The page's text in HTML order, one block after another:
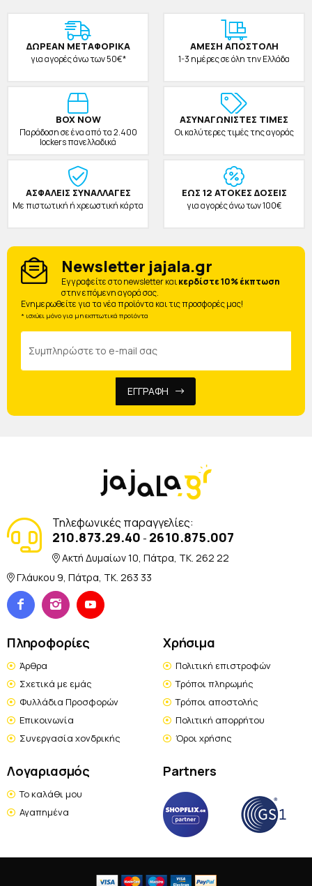
ΔΩΡΕAΝ ΜΕΤΑΦΟΡΙΚΑ
για αγορές άνω των 50€*
ΑΜΕΣΗ ΑΠΟΣΤΟΛΗ
1-3 ημέρες σε όλη την Ελλάδα
BOX NOW
Παράδοση σε ένα από τα 2.400
lockers πανελλαδικά
ΑΣΥΝΑΓΩΝΙΣΤΕΣ ΤΙΜΕΣ
Οι καλύτερες τιμές της αγοράς
ΑΣΦΑΛΕΙΣ ΣΥΝΑΛΛΑΓΕΣ
Με πιστωτική ή χρεωστική κάρτα
ΕΩΣ 12 ΑΤΟΚΕΣ ΔΟΣΕΙΣ
για αγορές άνω των 100€
Newsletter jajala.gr
Eγγραφείτε στο newsletter καικερδίστε 10% έκπτωση
στην επόμενη αγορά σας.
Ενημερωθείτε για τα νέα προϊόντα και τις προσφορές μας!
* ισχύει μόνο για μη εκπτωτικά προϊόντα
ΕΓΓΡΑΦΗ
Τηλεφωνικές παραγγελίες:
210.873.29.40 - 2610.875.007
Ακτή Δυμαίων 10, Πάτρα, TK. 262 22
Γλάυκου 9, Πάτρα, TK. 263 33
Πληροφορίες
Άρθρα
Σχετικά με εμάς
Φυλλάδια Προσφορών
Επικοινωνία
Συνεργασία χονδρικής
Χρήσιμα
Πολιτική επιστροφών
Τρόποι πληρωμής
Τρόποι αποστολής
Πολιτική απορρήτου
Όροι χρήσης
Λογαριασμός
Το καλάθι μου
Αγαπημένα
Partners